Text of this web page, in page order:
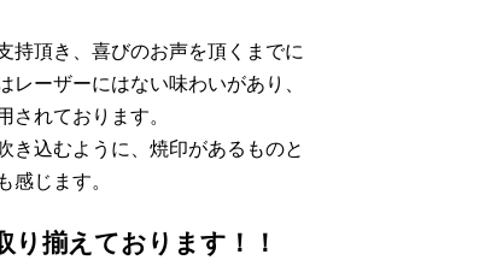
持頂き、喜びのお声を頂くまでに
レーザーにはない味わいがあり、
されております。
き込むように、焼印があるものと
感じます。
り揃えております！！